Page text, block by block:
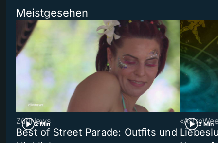
Meistgesehen
2 Min
ZüriNews
Best of Street Parade: Outfits und
2 Min